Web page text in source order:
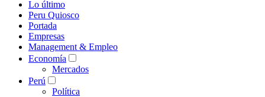
Lo último
Peru Quiosco
Portada
Empresas
Management & Empleo
Economía
Mercados
Perú
Política